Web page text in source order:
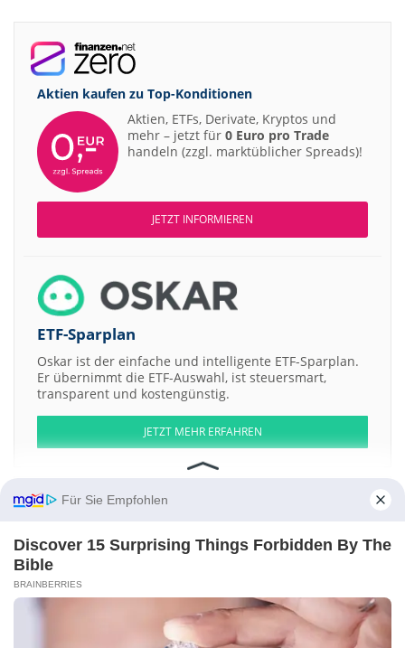
Aktien kaufen zu Top-Konditionen
Aktien, ETFs, Derivate, Kryptos und
mehr – jetzt für 0 Euro pro Trade
handeln (zzgl. marktüblicher Spreads)!
JETZT INFORMIEREN
ETF-Sparplan
Oskar ist der einfache und intelligente ETF-Sparplan.
Er übernimmt die ETF-Auswahl, ist steuersmart,
transparent und kostengünstig.
JETZT MEHR ERFAHREN
Aktien ATX DAX EuroStoxx 50 Dow Jones NASDAQ 100 Nikkei 225
S&P 500
Evergreen a
Otis Gallery LLC Membership Units Gallery Drop Series
Counter Press Acquisition a
Metal Sky Star Acquisition
Corporation Cons of 1 Shs + 1-2 Wt
Warner Bros. Discovery
Für Sie Empfohlen
Discover 15 Surprising Things Forbidden By The
Bible
BRAINBERRIES